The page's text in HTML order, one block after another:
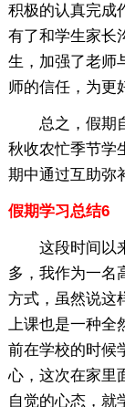
积极的认真完成
有了和学生家长
生，加强了老师
师的信任，为更
总之，假期自
秋收农忙季节学
期中通过互助弥
假期学习总结6
这段时间以来
多，我作为一名
方式，虽然说这
上课也是一种
前在学校的时候
心，这次在家里
自觉的心态，就